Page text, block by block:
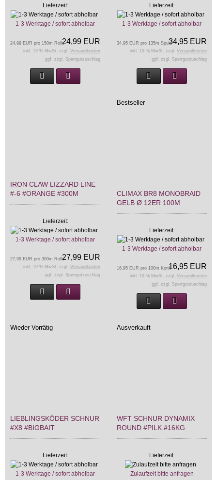
Lieferzeit:
1-3 Werktage / sofort abholbar
24,99 EUR
24,99 EUR pro 150m Rolle
inkl. 19 % MwSt. zzgl. Versandkosten
ggf. zzgl. Sperrgutzuschlag
Lieferzeit:
1-3 Werktage / sofort abholbar
34,95 EUR
34,95 EUR pro 135m Spule
inkl. 19 % MwSt. zzgl. Versandkosten
ggf. zzgl. Sperrgutzuschlag
IRON CLAW LIZZARD LINE
#-6 #ORANGE #300M
Lieferzeit:
1-3 Werktage / sofort abholbar
27,99 EUR
27,99 EUR pro 300m Rolle
inkl. 19 % MwSt. zzgl. Versandkosten
ggf. zzgl. Sperrgutzuschlag
Bestseller
CLIMAX BR8 MONOBRAID
GELB Ø 12ER 100M
Lieferzeit:
1-3 Werktage / sofort abholbar
16,95 EUR
16,95 EUR pro 100m Konf.
inkl. 19 % MwSt. zzgl. Versandkosten
ggf. zzgl. Sperrgutzuschlag
Wieder Vorrätig
LIEBLINGSKÖDER SCHNUR
#X8 #BIGBAIT
Lieferzeit:
1-3 Werktage / sofort abholbar
Ausverkauft
WFT SCHNUR DYNAMIX
ROUND #PILK #16KG
Lieferzeit:
Zulaufzeit bitte anfragen